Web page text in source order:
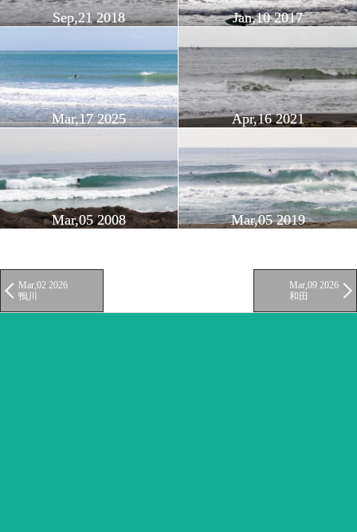
Sep,21 2018 Jan,10 2017
Mar,17 2025 Apr,16 2021
Mar,05 2008 Mar,05 2019
Mar,02 2026
鴨川
Mar,09 2026
和田